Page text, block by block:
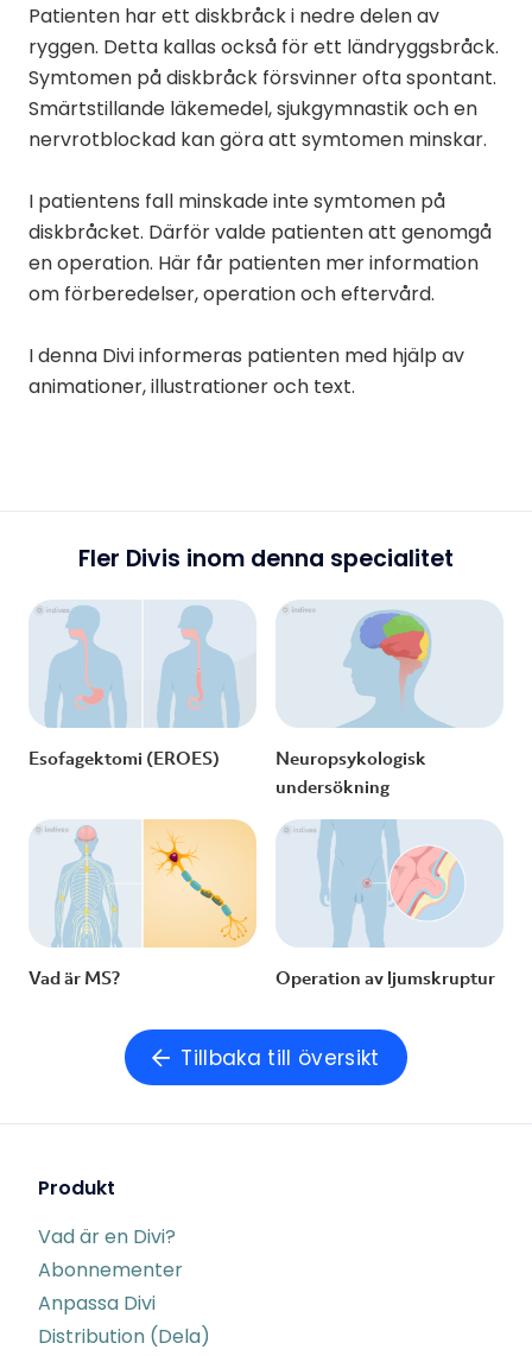
Patienten har ett diskbråck i nedre delen av
ryggen. Detta kallas också för ett ländryggsbråck.
Symtomen på diskbråck försvinner ofta spontant.
Smärtstillande läkemedel, sjukgymnastik och en
nervrotblockad kan göra att symtomen minskar.
I patientens fall minskade inte symtomen på
diskbråcket. Därför valde patienten att genomgå
en operation. Här får patienten mer information
om förberedelser, operation och eftervård.
I denna Divi informeras patienten med hjälp av
animationer, illustrationer och text.
Fler Divis inom denna specialitet
Esofagektomi (EROES)
Neuropsykologisk
undersökning
Vad är MS? Operation av ljumskruptur
Tillbaka till översikt
Produkt
Vad är en Divi?
Abonnementer
Anpassa Divi
Distribution (Dela)